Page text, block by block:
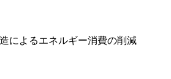
によるエネルギー消費の削減